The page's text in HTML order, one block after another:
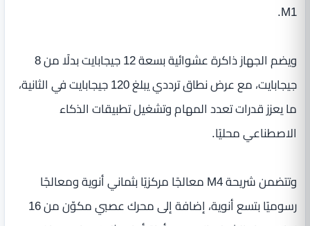
M1.
ويضم الجهاز ذاكرة عشوائية بسعة 12 جيجابايت بدلًا من 8
جيجابايت، مع عرض نطاق ترددي يبلغ 120 جيجابايت في الثانية،
ما يعزز قدرات تعدد المهام وتشغيل تطبيقات الذكاء
الاصطناعي محليًا.
وتتضمن شريحة M4 معالجًا مركزيًا بثماني أنوية ومعالجًا
رسوميًا بتسع أنوية، إضافة إلى محرك عصبي مكوّن من 16